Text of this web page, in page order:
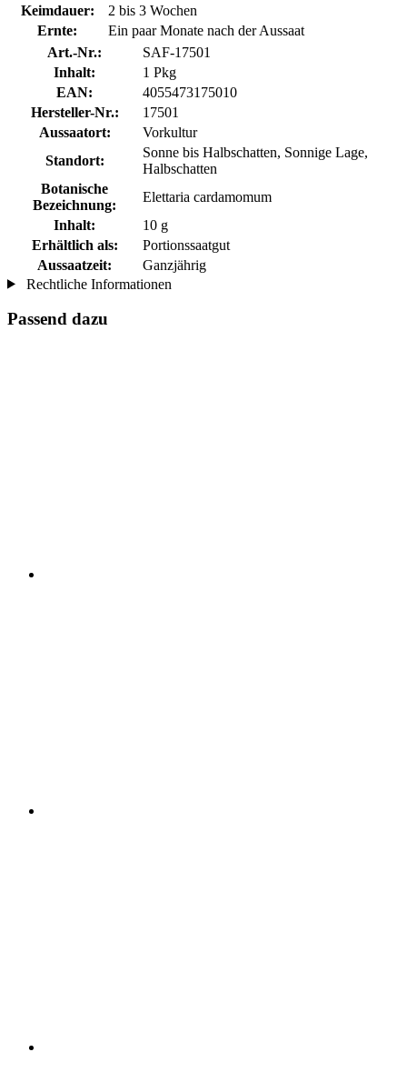
Keimdauer:
2 bis 3 Wochen
Ernte:
Ein paar Monate nach der Aussaat
Art.-Nr.:
SAF-17501
Inhalt:
1 Pkg
EAN:
4055473175010
Hersteller-Nr.:
17501
Aussaatort:
Vorkultur
Standort:
Sonne bis Halbschatten, Sonnige Lage,
Halbschatten
Botanische
Bezeichnung:
Elettaria cardamomum
Inhalt:
10 g
Erhältlich als:
Portionssaatgut
Aussaatzeit:
Ganzjährig
Rechtliche Informationen
Passend dazu